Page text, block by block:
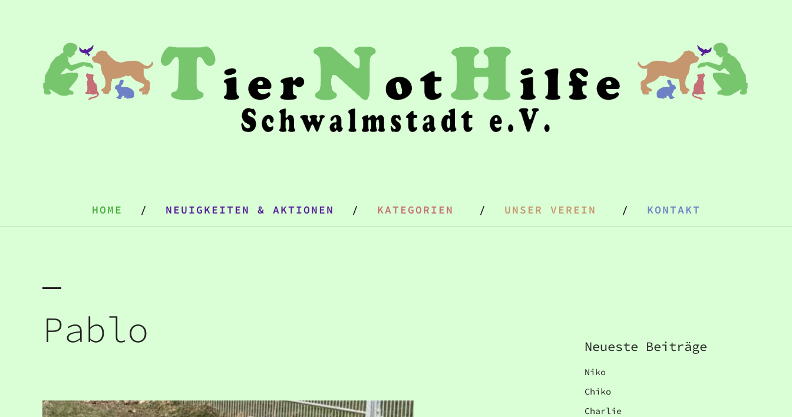
HOME NEUIGKEITEN & AKTIONEN KATEGORIEN UNSER VEREIN KONTAKT
Pablo Neueste Beiträge
Niko
Chiko
Charlie